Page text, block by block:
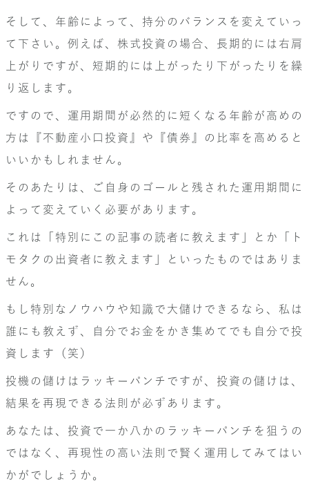
そして、年齢によって、持分のバランスを変えていっ
て下さい。例えば、株式投資の場合、長期的には右肩
上がりですが、短期的には上がったり下がったりを繰
り返します。
ですので、運用期間が必然的に短くなる年齢が高めの
方は『不動産小口投資』や『債券』の比率を高めると
いいかもしれません。
そのあたりは、ご自身のゴールと残された運用期間に
よって変えていく必要があります。
これは「特別にこの記事の読者に教えます」とか「ト
モタクの出資者に教えます」といったものではありま
せん。
もし特別なノウハウや知識で大儲けできるなら、私は
誰にも教えず、自分でお金をかき集めてでも自分で投
資します（笑）
投機の儲けはラッキーパンチですが、投資の儲けは、
結果を再現できる法則が必ずあります。
あなたは、投資で一か八かのラッキーパンチを狙うの
ではなく、再現性の高い法則で賢く運用してみてはい
かがでしょうか。